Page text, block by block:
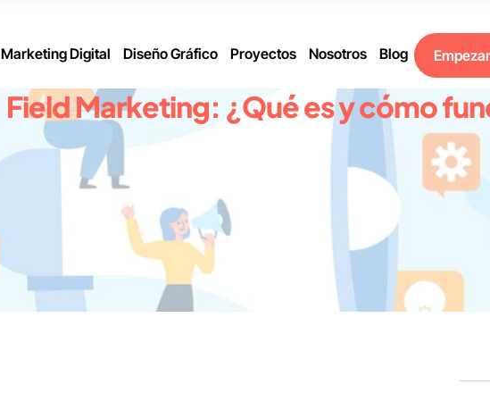
Marketing Digital Diseño Gráfico Proyectos Nosotros Blog Empezar
Field Marketing: ¿Qué es y cómo